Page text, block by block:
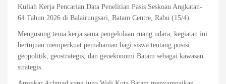
Kuliah Kerja Pencarian Data Penelitian Pasis Seskoau Angkatan-
64 Tahun 2026 di Balairungsari, Batam Centre, Rabu (15/4).
Mengusung tema kerja sama pengelolaan ruang udara, kegiatan ini
bertujuan memperkuat pemahaman bagi siswa tentang posisi
geopolitik, geostrategis, dan geoekonomi Batam sebagai kawasan
strategis.